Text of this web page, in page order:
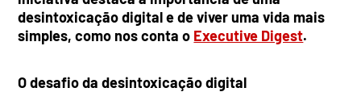
desintoxicação digital e de viver uma vida mais
simples, como nos conta o Executive Digest.
O desafio da desintoxicação digital